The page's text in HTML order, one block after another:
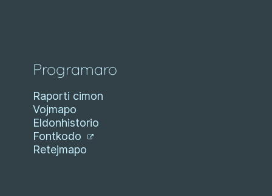
Programaro
Raporti cimon
Vojmapo
Eldonhistorio
Fontkodo
Retejmapo